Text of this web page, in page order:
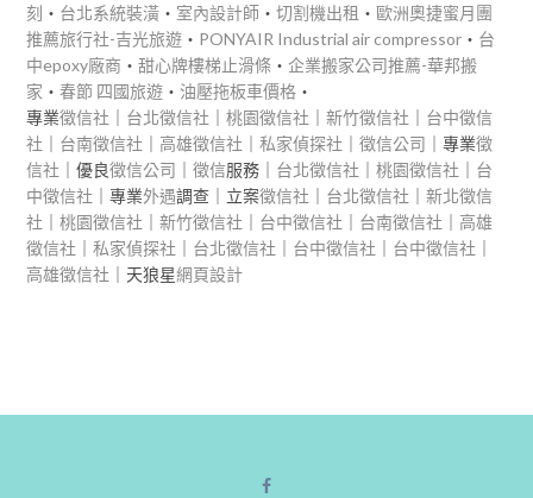
刻 ‧ 台北系統裝潢 ‧ 室內設計師 ‧切割機出租 ‧歐洲奧捷蜜月團
推薦旅行社-吉光旅遊 ‧ PONYAIR Industrial air compressor ‧ 台
中epoxy廠商 ‧甜心牌樓梯止滑條 ‧企業搬家公司推薦-華邦搬
家 ‧春節 四國旅遊 ‧ 油壓拖板車價格 ‧
專業徵信社 台北徵信社 ｜桃園徵信社 ｜新竹徵信社
台中徵信
社
台南徵信社 高雄徵信社 ｜私家偵探社 ｜徵信公司 ｜專業徵
信社 ｜優良徵信公司 ｜徵信服務｜ 台北徵信社 ｜桃園徵信社
台
中徵信社 ｜專業外遇調查｜立案徵信社 台北徵信社 ｜新北徵信
社 ｜桃園徵信社 ｜新竹徵信社 台中徵信社 台南徵信社
高雄
徵信社 ｜私家偵探社 台北徵信社 台中徵信社 台中徵信社
高雄徵信社 ｜天狼星網頁設計